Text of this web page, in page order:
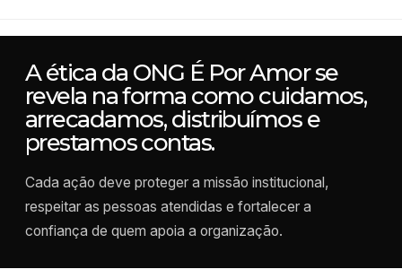
A ética da ONG É Por Amor se
revela na forma como cuidamos,
arrecadamos, distribuímos e
prestamos contas.
Cada ação deve proteger a missão institucional,
respeitar as pessoas atendidas e fortalecer a
confiança de quem apoia a organização.